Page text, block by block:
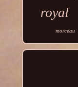
royal
morceau